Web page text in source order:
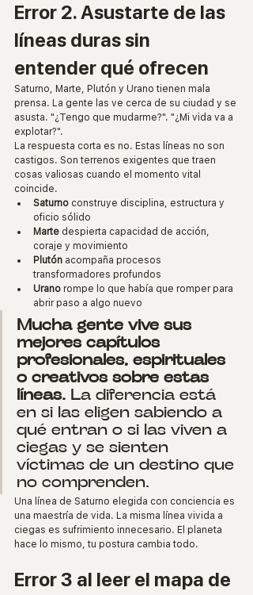
Error 2. Asustarte de las
líneas duras sin
entender qué ofrecen
Saturno, Marte, Plutón y Urano tienen mala
prensa. La gente las ve cerca de su ciudad y se
asusta. "¿Tengo que mudarme?". "¿Mi vida va a
explotar?".
La respuesta corta es no. Estas líneas no son
castigos. Son terrenos exigentes que traen
cosas valiosas cuando el momento vital
coincide.
Saturno construye disciplina, estructura y
oficio sólido
Marte despierta capacidad de acción,
coraje y movimiento
Plutón acompaña procesos
transformadores profundos
Urano rompe lo que había que romper para
abrir paso a algo nuevo
Mucha gente vive sus
mejores capítulos
profesionales, espirituales
o creativos sobre estas
líneas. La diferencia está
en si las eligen sabiendo a
qué entran o si las viven a
ciegas y se sienten
víctimas de un destino que
no comprenden.
Una línea de Saturno elegida con conciencia es
una maestría de vida. La misma línea vivida a
ciegas es sufrimiento innecesario. El planeta
hace lo mismo, tu postura cambia todo.
Error 3 al leer el mapa de